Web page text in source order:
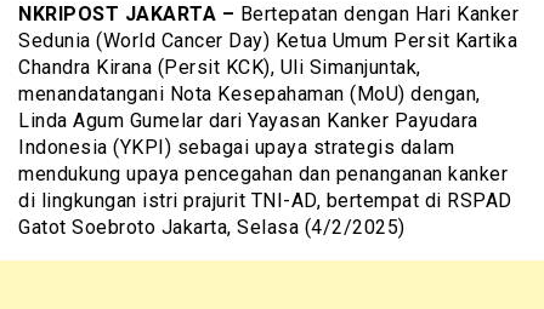
NKRIPOST JAKARTA – Bertepatan dengan Hari Kanker
Sedunia (World Cancer Day) Ketua Umum Persit Kartika
Chandra Kirana (Persit KCK), Uli Simanjuntak,
menandatangani Nota Kesepahaman (MoU) dengan,
Linda Agum Gumelar dari Yayasan Kanker Payudara
Indonesia (YKPI) sebagai upaya strategis dalam
mendukung upaya pencegahan dan penanganan kanker
di lingkungan istri prajurit TNI-AD, bertempat di RSPAD
Gatot Soebroto Jakarta, Selasa (4/2/2025)